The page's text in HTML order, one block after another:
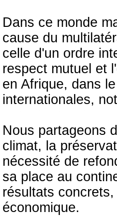
Dans ce monde
cause du
celle d'un ordre
respect mutuel et
en Afrique, dans
internationales,
Nous partageons
climat, la
nécessité de
sa place au
résultats
économique.